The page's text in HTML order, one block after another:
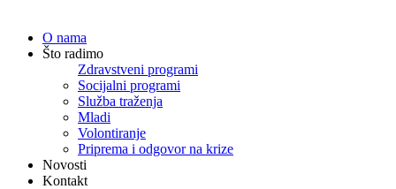
O nama
Što radimo
Zdravstveni programi
Socijalni programi
Služba traženja
Mladi
Volontiranje
Priprema i odgovor na krize
Novosti
Kontakt